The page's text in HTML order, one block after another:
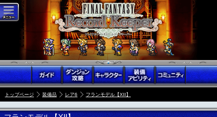
トップページ 装備品 レア6 フランモデル【XII】